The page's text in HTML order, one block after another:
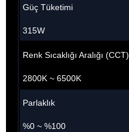
Güç Tüketimi
315W
Renk Sıcaklığı Aralığı (CCT)
2800K ~ 6500K
Parlaklık
%0 ~ %100